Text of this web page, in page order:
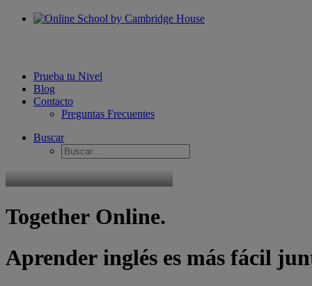
Prueba tu Nivel
Blog
Contacto
Preguntas Frecuentes
Buscar
Together Online.
Aprender inglés es más fácil